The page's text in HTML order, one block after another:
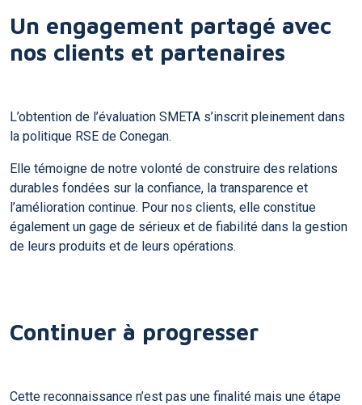
Un engagement partagé avec
nos clients et partenaires
L’obtention de l’évaluation SMETA s’inscrit pleinement dans
la politique RSE de Conegan.
Elle témoigne de notre volonté de construire des relations
durables fondées sur la confiance, la transparence et
l’amélioration continue. Pour nos clients, elle constitue
également un gage de sérieux et de fiabilité dans la gestion
de leurs produits et de leurs opérations.
Continuer à progresser
Cette reconnaissance n’est pas une finalité mais une étape